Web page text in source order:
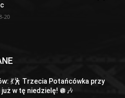
20
💃🕺 Trzecia Potańcówka przy
już w tę niedzielę! 🪩🎶